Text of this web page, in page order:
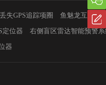
失GPS追踪项圈 鱼魅龙互联科
定位器 右侧盲区雷达智能预警
器